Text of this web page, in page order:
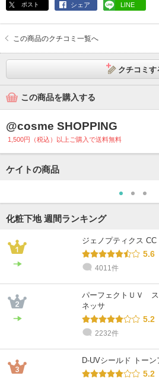
ポスト シェア LINE
この商品のクチコミ一覧へ
クチコミす
この商品を購入する
@cosme SHOPPING
1,500円（税込）以上ご購入で送料無料
ケイトの商品
化粧下地 週間ランキング
ジェノプティクス
5.6
4011件
パーフェクトＵＶ
ネッサ
5.2
2232件
D-UVシールド トー
5.2